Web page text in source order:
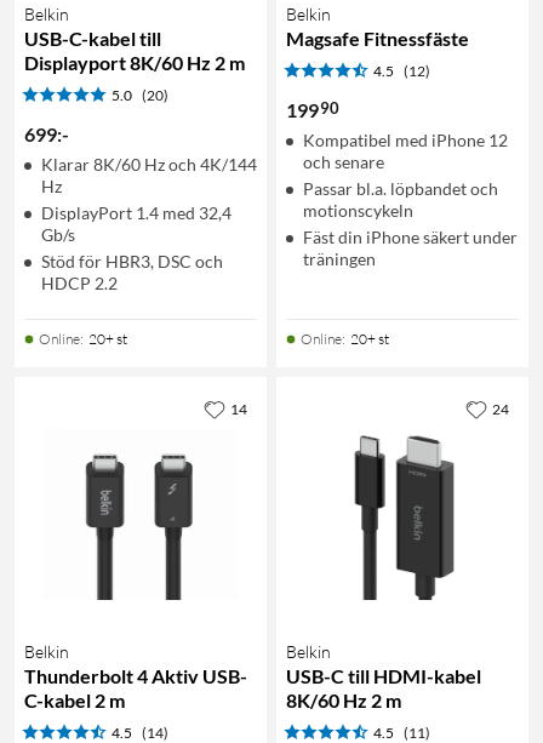
Belkin
USB-C-kabel till
Displayport 8K/60 Hz 2 m
5.0 (20)
699:-
Klarar 8K/60 Hz och 4K/144
Hz
DisplayPort 1.4 med 32,4
Gb/s
Stöd för HBR3, DSC och
HDCP 2.2
Online: 20+ st
Belkin
Magsafe Fitnessfäste
4.5 (12)
19990
Kompatibel med iPhone 12
och senare
Passar bl.a. löpbandet och
motionscykeln
Fäst din iPhone säkert under
träningen
Online: 20+ st
Belkin
Thunderbolt 4 Aktiv USB-
C-kabel 2 m
4.5 (14)
14
Belkin
USB-C till HDMI-kabel
8K/60 Hz 2 m
4.5 (11)
24